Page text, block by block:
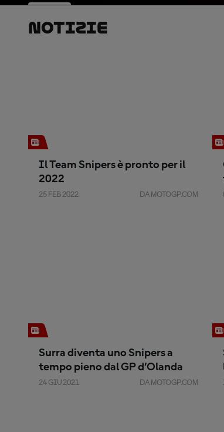
Notizie
Il Team Snipers è pronto per il
2022
25 FEB 2022 DA MOTOGP.COM
Surra diventa uno Snipers a
tempo pieno dal GP d’Olanda
24 GIU 2021 DA MOTOGP.COM